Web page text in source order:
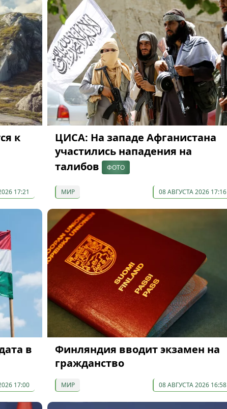
к
17:21
ЦИСА: На западе Афганистана
участились нападения на
талибов
ФОТО
МИР 08 АВГУСТА 2026 17:16
в
17:00
Финляндия вводит экзамен на
гражданство
МИР 08 АВГУСТА 2026 16:58